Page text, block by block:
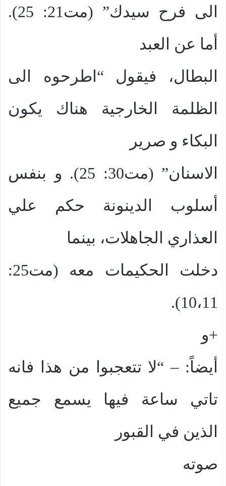
الى فرح سيدك” (مت21: 25).
أما عن العبد
البطال، فيقول “اطرحوه الى
الظلمة الخارجية هناك يكون
البكاء و صرير
الاسنان” (مت30: 25). و بنفس
أسلوب الدينونة حكم علي
العذاري الجاهلات، بينما
دخلت الحكيمات معه (مت25:
10،11).
+و
أيضاً: – “لا تتعجبوا من هذا فانه
تاتي ساعة فيها يسمع جميع
الذين في القبور
صوته